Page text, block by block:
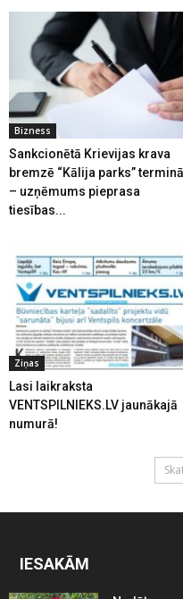
Bizness
Sankcionētā Krievijas krava
bremzē “Kālija parks”
– uzņēmums pieprasa
tiesības...
Ziņas
Lasi laikraksta
VENTSPILNIEKS.LV jaunākajā
numurā!
IESAKĀM